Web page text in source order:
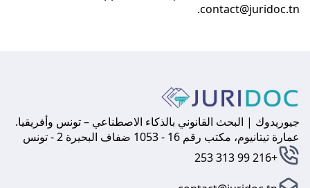
contact@juridoc.tn
.
جيوريدوك | البحث القانوني بالذكاء الاصطناعي – تونس وأفريقيا.
عمارة تيتانيوم، مكتب رقم 16 - 1053 ضفاف البحيرة 2 - تونس
+216 99 313 253